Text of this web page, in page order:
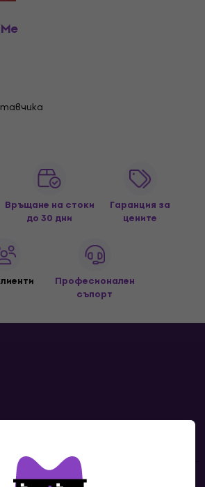
Връщане на стоки
до 30 дни
Гаранция за
цените
Професионален
съпорт